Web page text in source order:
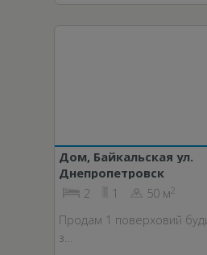
Дом, Байкальская ул.
Днепропетровск
2
1 50 м2
Продам 1 поверховий
з…